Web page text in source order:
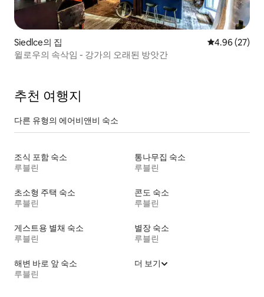
Siedlce의 집 평점 4.96점(5
4.96 (27)
윌로우의 속삭임 - 강가의 오래된 방앗간
추천 여행지
다른 유형의 에어비앤비 숙소
조식 포함 숙소
루블린
통나무집 숙소
루블린
초소형 주택 숙소
루블린
콘도 숙소
루블린
게스트용 별채 숙소
루블린
별장 숙소
루블린
해변 바로 앞 숙소
루블린
더 보기